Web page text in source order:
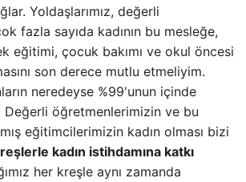
Yoldaşlarımız, değerli
fazla sayıda kadının bu mesleğe,
eğitimi, çocuk bakımı ve okul öncesi
son derece mutlu etmeliyim.
neredeyse %99'unun içinde
öğretmenlerimizin ve bu
eğitimcilerimizin kadın olması bizi
kadın istihdamına katkı
her kreşle aynı zamanda